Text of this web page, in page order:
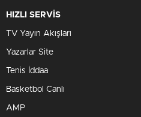
HIZLI SERVİS
TV Yayın Akışları
Yazarlar Site
Tenis İddaa
Basketbol Canlı
AMP